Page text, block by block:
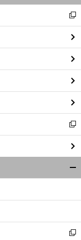
閉
る
新
し
い
ウ
ィ
ン
ド
ウ
で
開
く
新
し
い
ウ
ィ
ン
ウ
開
く
新